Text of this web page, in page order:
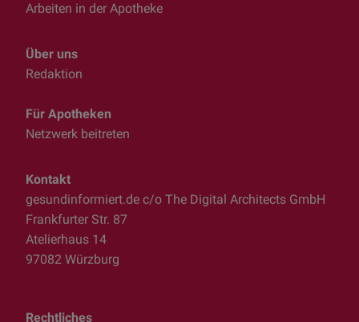
Arbeiten in der Apotheke
Über uns
Redaktion
Für Apotheken
Netzwerk beitreten
Kontakt
gesundinformiert.de c/o The Digital Architects GmbH
Frankfurter Str. 87
Atelierhaus 14
97082 Würzburg
Rechtliches